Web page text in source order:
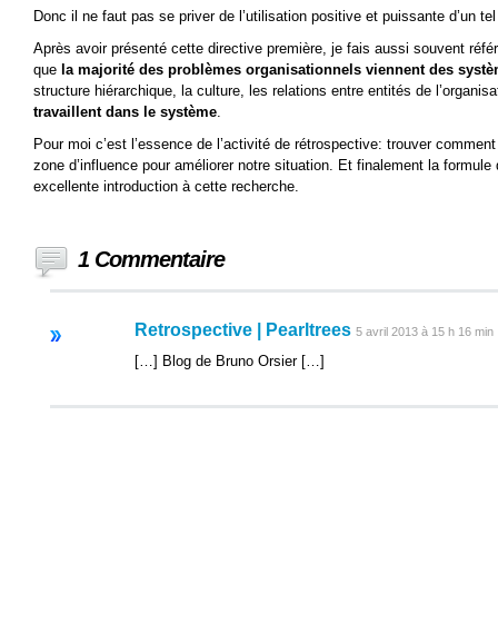
Donc il ne faut pas se priver de l’utilisation positive et puissante d’un
Après avoir présenté cette directive première, je fais aussi souvent
que la majorité des problèmes organisationnels viennent des
structure hiérarchique, la culture, les relations entre entités de
travaillent dans le système.
Pour moi c’est l’essence de l’activité de rétrospective: trouver
zone d’influence pour améliorer notre situation. Et finalement la
excellente introduction à cette recherche.
1 Commentaire
Retrospective | Pearltrees 5 avril 2013 à 15 h 16 min
[…] Blog de Bruno Orsier […]